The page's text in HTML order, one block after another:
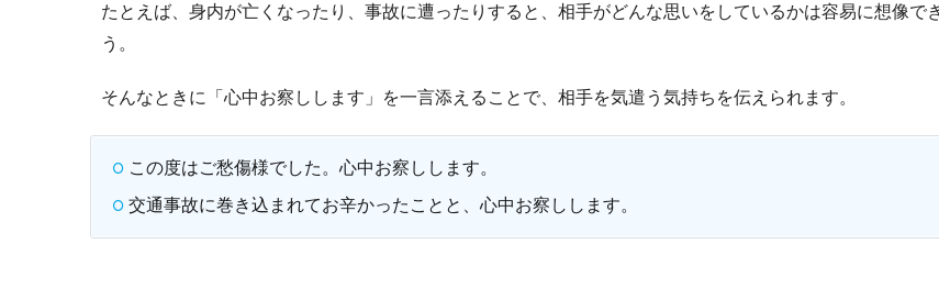
たとえば、身内が亡くなったり、事故に遭ったりすると、相手がどんな思いをしているかは容易に想像で
う。
そんなときに「心中お察しします」を一言添えることで、相手を気遣う気持ちを伝えられます。
この度はご愁傷様でした。心中お察しします。
交通事故に巻き込まれてお辛かったことと、心中お察しします。